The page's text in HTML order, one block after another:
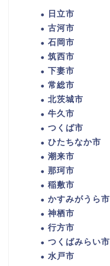
日立市
古河市
石岡市
筑西市
下妻市
常総市
北茨城市
牛久市
つくば市
ひたちなか市
潮来市
那珂市
稲敷市
かすみがうら市
神栖市
行方市
つくばみらい市
水戸市